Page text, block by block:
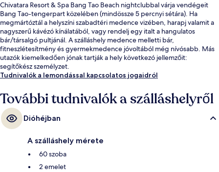
Chivatara Resort & Spa Bang Tao Beach nightclubbal várja vendégeit
Bang Tao-tengerpart közelében (mindössze 5 percnyi sétára). Ha
megmártóztál a helyszíni szabadtéri medence vizében, harapj valamit a
nagyszerű kávézó kínálatából, vagy rendelj egy italt a hangulatos
bár/társalgó pultjánál. A szálláshely medence melletti bár,
fitneszlétesítmény és gyermekmedence jóvoltából még nívósabb. Más
utazók kiemelkedően jónak tartják a hely következó jellemzőit:
segítőkész személyzet.
Tudnivalók a lemondással kapcsolatos jogaidról
További tudnivalók a szálláshelyről
Dióhéjban
A szálláshely mérete
60 szoba
2 emelet